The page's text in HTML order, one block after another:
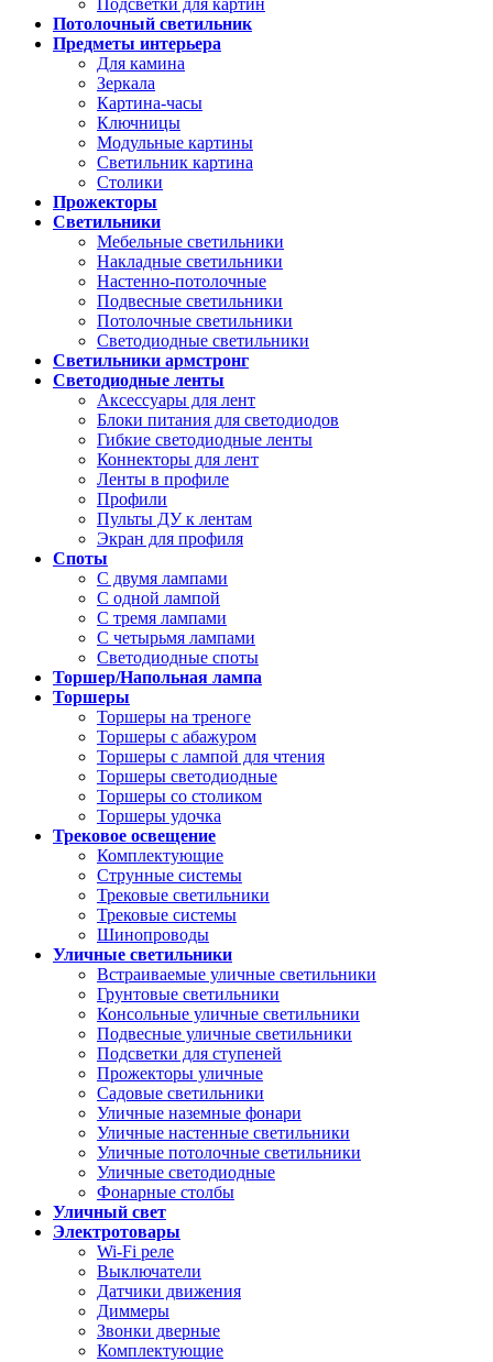
Подсветки для картин
Потолочный светильник
Предметы интерьера
Для камина
Зеркала
Картина-часы
Ключницы
Модульные картины
Светильник картина
Столики
Прожекторы
Светильники
Мебельные светильники
Накладные светильники
Настенно-потолочные
Подвесные светильники
Потолочные светильники
Светодиодные светильники
Светильники армстронг
Светодиодные ленты
Аксессуары для лент
Блоки питания для светодиодов
Гибкие светодиодные ленты
Коннекторы для лент
Ленты в профиле
Профили
Пульты ДУ к лентам
Экран для профиля
Споты
С двумя лампами
С одной лампой
С тремя лампами
С четырьмя лампами
Светодиодные споты
Торшер/Напольная лампа
Торшеры
Торшеры на треноге
Торшеры с абажуром
Торшеры с лампой для чтения
Торшеры светодиодные
Торшеры со столиком
Торшеры удочка
Трековое освещение
Комплектующие
Струнные системы
Трековые светильники
Трековые системы
Шинопроводы
Уличные светильники
Встраиваемые уличные светильники
Грунтовые светильники
Консольные уличные светильники
Подвесные уличные светильники
Подсветки для ступеней
Прожекторы уличные
Садовые светильники
Уличные наземные фонари
Уличные настенные светильники
Уличные потолочные светильники
Уличные светодиодные
Фонарные столбы
Уличный свет
Электротовары
Wi-Fi реле
Выключатели
Датчики движения
Диммеры
Звонки дверные
Комплектующие